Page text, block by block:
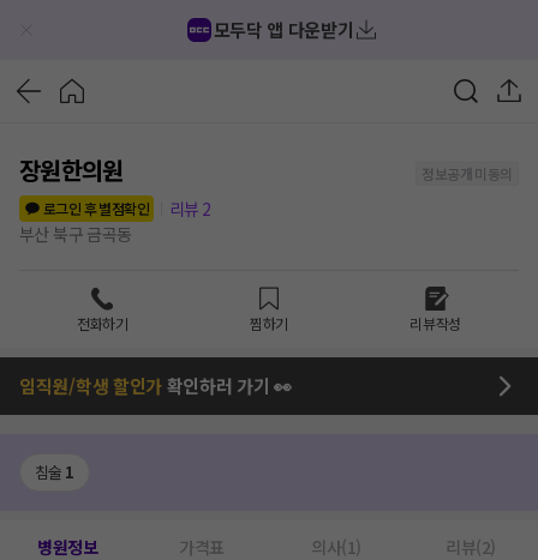
모두닥 앱 다운받기
장원한의원
정보공개 미동의
로그인 후 별점확인
리뷰 2
부산 북구 금곡동
전화하기 찜하기 리뷰작성
임직원/학생 할인가확인하러 가기 👀
침술 1
병원정보 가격표 의사(1) 리뷰(2)